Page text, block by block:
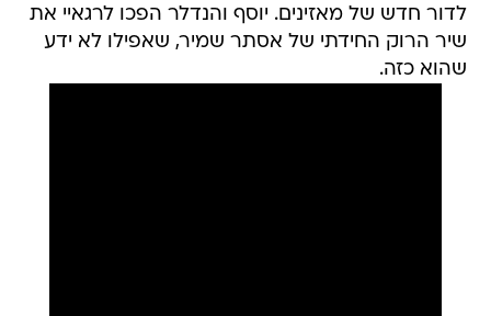
לדור חדש של מאזינים. יוסף והנדלר הפכו לרגאיי את
שיר הרוק החידתי של אסתר שמיר, שאפילו לא ידע
שהוא כזה.